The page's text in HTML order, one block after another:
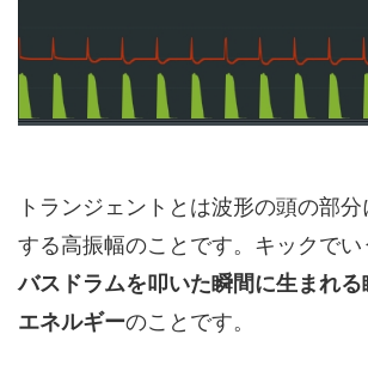
トランジェントとは波形の頭の部
する高振幅のことです。キックでい
バスドラムを叩いた瞬間に生まれ
エネルギーのことです。